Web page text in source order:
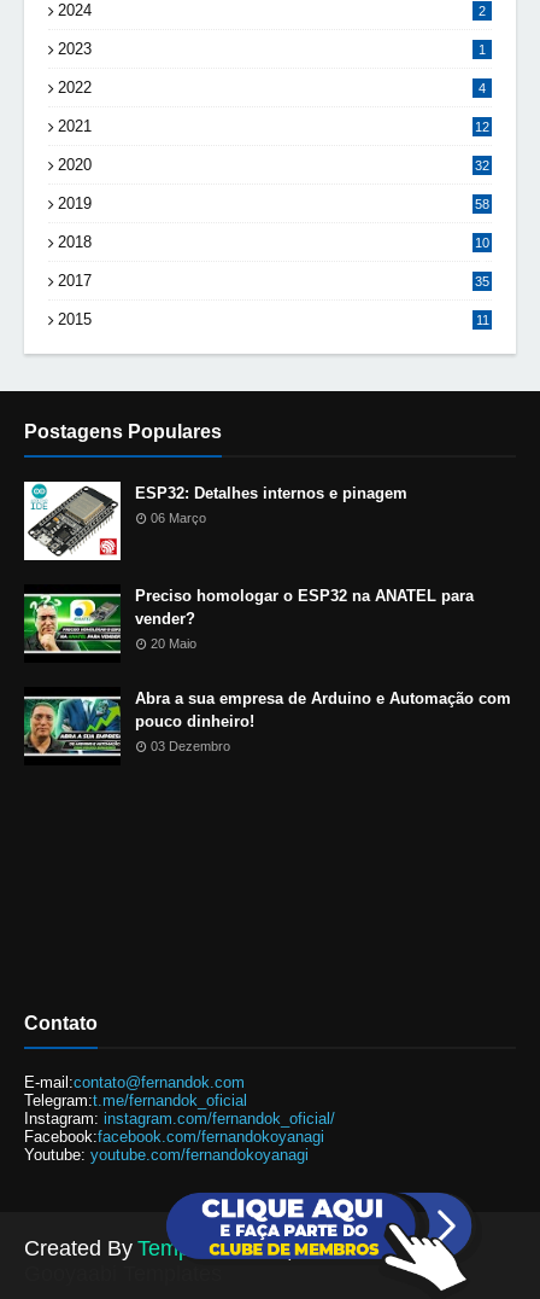
2024 2
2023 1
2022 4
2021 12
2020 32
2019 58
2018
10
2017 35
2015 11
Postagens Populares
ESP32: Detalhes internos e pinagem
06 Março
Preciso homologar o ESP32 na ANATEL para
vender?
20 Maio
Abra a sua empresa de Arduino e Automação com
pouco dinheiro!
03 Dezembro
Contato
E-mail:contato@fernandok.com
Telegram:t.me/fernandok_oficial
Instagram: instagram.com/fernandok_oficial/
Facebook:facebook.com/fernandokoyanagi
Youtube: youtube.com/fernandokoyanagi
Created By TemplatesYard| Distributed By